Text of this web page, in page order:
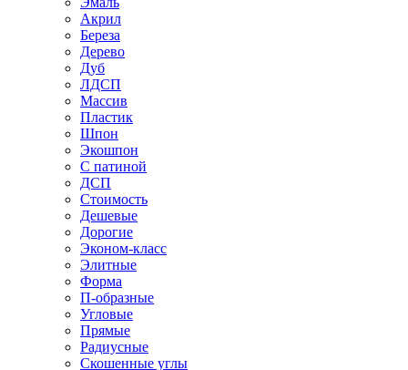
Акрил
Береза
Дерево
Дуб
ЛДСП
Массив
Пластик
Шпон
Экошпон
С патиной
ДСП
Стоимость
Дешевые
Дорогие
Эконом-класс
Элитные
Форма
П-образные
Угловые
Прямые
Радиусные
Скошенные углы